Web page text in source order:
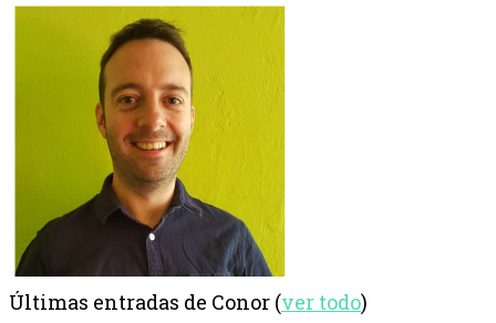
Últimas entradas de Conor (ver todo)